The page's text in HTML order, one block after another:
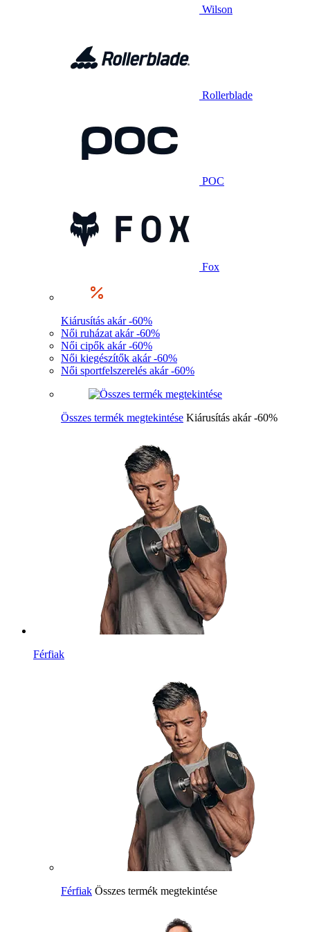
Wilson
Rollerblade
POC
Fox
Kiárusítás akár -60%
Női ruházat akár -60%
Női cipők akár -60%
Női kiegészítők akár -60%
Női sportfelszerelés akár -60%
Összes termék megtekintése Kiárusítás akár -60%
Férfiak
Férfiak Összes termék megtekintése